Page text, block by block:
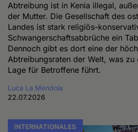
Abtreibung ist in Kenia illegal,
der Mutter. Die Gesellschaft des
Landes ist stark religiös-
Schwangerschaftsabbrüche ein
Dennoch gibt es dort eine der
Abtreibungsraten der Welt, was zu
Lage für Betroffene führt.
Luca La Mendola
22.07.2026
INTERNATIONALES